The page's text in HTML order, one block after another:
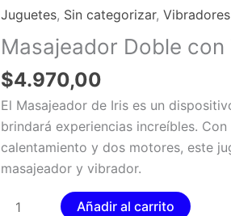
Juguetes, Sin categorizar, Vibradores
Masajeador Doble
$4.970,00
El Masajeador de Iris es un
brindará experiencias increíbles.
calentamiento y dos motores, este
masajeador y vibrador.
Masajeador
Añadir al carrito